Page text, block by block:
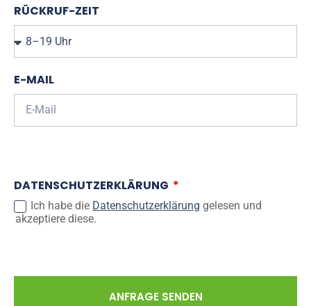
RÜCKRUF-ZEIT
E-MAIL
DATENSCHUTZERKLÄRUNG
Ich habe die Datenschutzerklärung gelesen und
akzeptiere diese.
ANFRAGE SENDEN